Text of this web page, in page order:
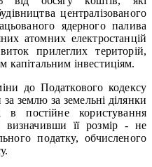
централізованого
ядерного палива
атомних електростанцій
прилеглих територій,
інвестиціям.
до Податкового кодексу
землю за земельні ділянки
в постійне користування
визначивши її розмір - не
податку, обчисленого